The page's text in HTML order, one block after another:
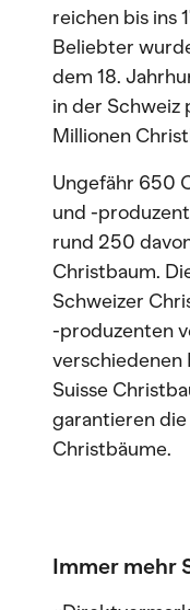
reichen bis ins
Beliebter
dem 18.
in der Schweiz
Millionen
Ungefähr 650
und -
rund 250
Christbaum.
Schweizer
-produzenten
verschiedenen
Suisse
garantieren
Christbäume.
Immer mehr